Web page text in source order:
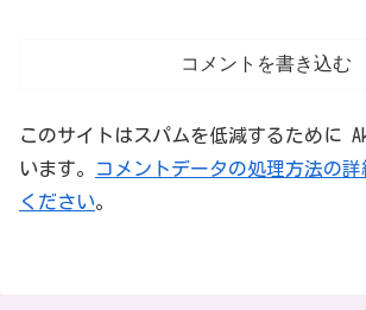
コメントを書き込む
このサイトはスパムを低減するために
います。
コメントデータの処理方法の
ください。